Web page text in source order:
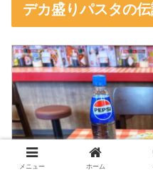
デカ盛りパスタの
メニュー ホーム